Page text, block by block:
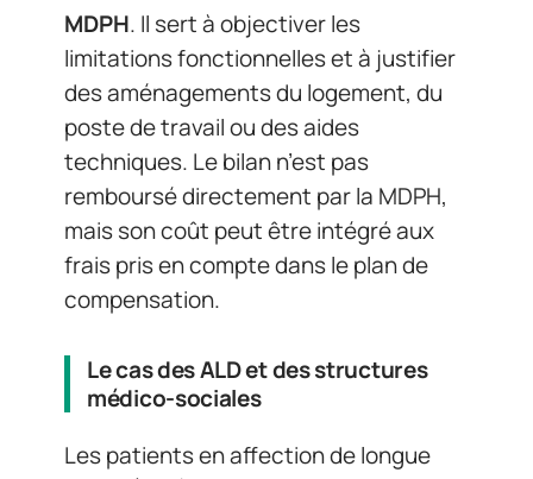
MDPH. Il sert à objectiver les
limitations fonctionnelles et à justifier
des aménagements du logement, du
poste de travail ou des aides
techniques. Le bilan n’est pas
remboursé directement par la MDPH,
mais son coût peut être intégré aux
frais pris en compte dans le plan de
compensation.
Le cas des ALD et des structures
médico-sociales
Les patients en affection de longue